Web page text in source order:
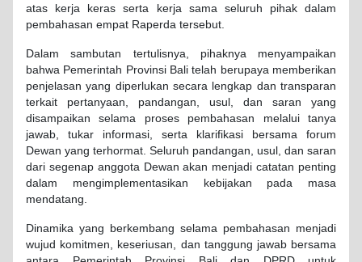
atas kerja keras serta kerja sama seluruh pihak dalam
pembahasan empat Raperda tersebut.
Dalam sambutan tertulisnya, pihaknya menyampaikan
bahwa Pemerintah Provinsi Bali telah berupaya memberikan
penjelasan yang diperlukan secara lengkap dan transparan
terkait pertanyaan, pandangan, usul, dan saran yang
disampaikan selama proses pembahasan melalui tanya
jawab, tukar informasi, serta klarifikasi bersama forum
Dewan yang terhormat. Seluruh pandangan, usul, dan saran
dari segenap anggota Dewan akan menjadi catatan penting
dalam mengimplementasikan kebijakan pada masa
mendatang.
Dinamika yang berkembang selama pembahasan menjadi
wujud komitmen, keseriusan, dan tanggung jawab bersama